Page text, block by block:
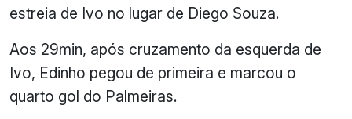
estreia de Ivo no lugar de Diego Souza.
Aos 29min, após cruzamento da esquerda de
Ivo, Edinho pegou de primeira e marcou o
quarto gol do Palmeiras.